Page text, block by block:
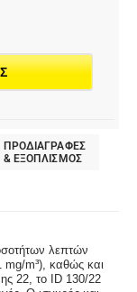
ΠΡΟΔΙΑΓΡΑΦΕΣ
& EΞΟΠΛΙΣΜΟΣ
λεπτών
mg/m³), καθώς και
22, το ID 130/22